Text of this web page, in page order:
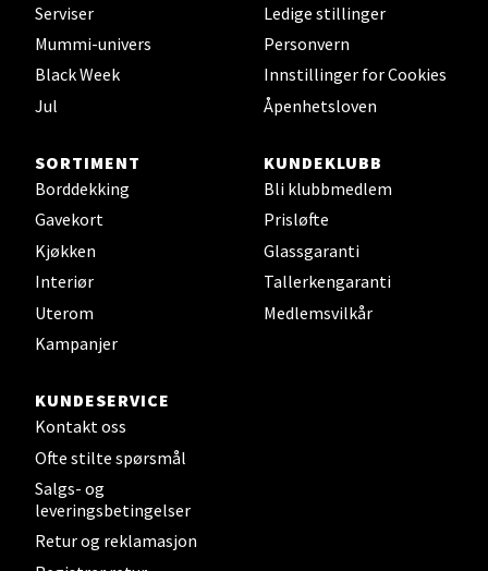
Serviser
Mummi-univers
Black Week
Jul
Ledige stillinger
Personvern
Innstillinger for Cookies
Åpenhetsloven
SORTIMENT
Borddekking
Gavekort
Kjøkken
Interiør
Uterom
Kampanjer
KUNDEKLUBB
Bli klubbmedlem
Prisløfte
Glassgaranti
Tallerkengaranti
Medlemsvilkår
KUNDESERVICE
Kontakt oss
Ofte stilte spørsmål
Salgs- og
leveringsbetingelser
Retur og reklamasjon
Steinkjer - Thon Senter Steinkjer
Sjøfartsgata 2, 7714 Steinkjer
0 i butikk
Leirvik - Stord
Åpent i dag 10-15
0 i butikk